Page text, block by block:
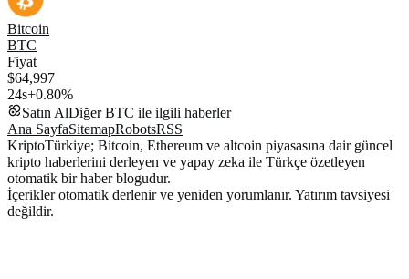
Bitcoin
BTC
Fiyat
$64,997
24s+0.80%
Satın AlDiğerBTC ile ilgili haberler
Ana SayfaSitemapRobotsRSS
KriptoTürkiye; Bitcoin, Ethereum ve altcoin piyasasına dair güncel
kripto haberlerini derleyen ve yapay zeka ile Türkçe özetleyen
otomatik bir haber blogudur.
İçerikler otomatik derlenir ve yeniden yorumlanır. Yatırım tavsiyesi
değildir.